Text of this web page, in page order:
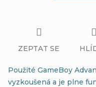
Použité GameBoy
vyzkoušená a je plne
ZEPTAT SE